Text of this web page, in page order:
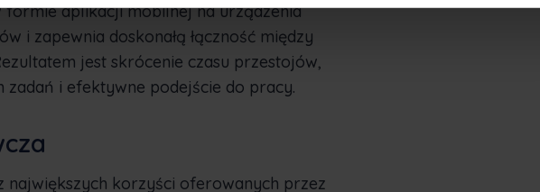
formie aplikacji mobilnej na urządzenia
i zapewnia doskonałą łączność między
jest skrócenie czasu przestojów,
i efektywne podejście do pracy.
największych korzyści oferowanych przez